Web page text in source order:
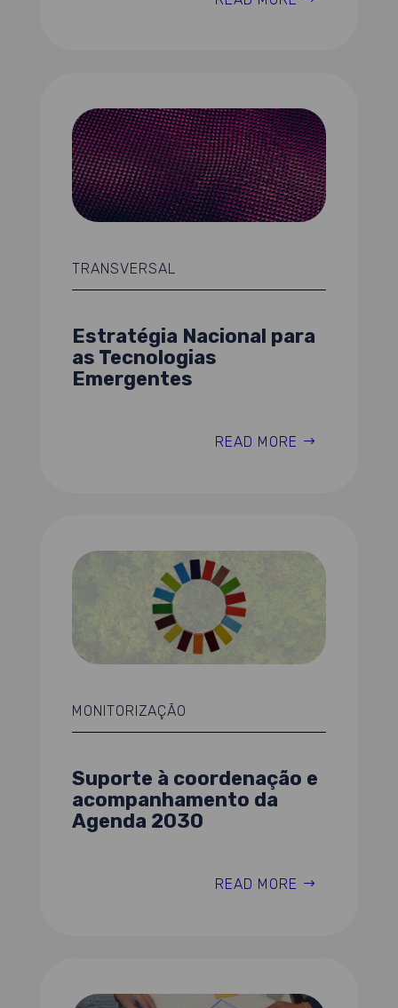
TRANSVERSAL
Estratégia Nacional para
as Tecnologias
Emergentes
READ MORE
MONITORIZAÇÃO
Suporte à coordenação e
acompanhamento da
Agenda 2030
READ MORE